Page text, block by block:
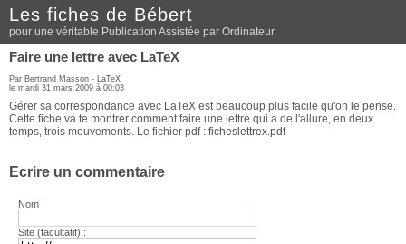
Les fiches de Bébert
pour une véritable Publication Assistée par Ordinateur
Faire une lettre avec LaTeX
Par Bertrand Masson - LaTeX
le mardi 31 mars 2009 à 00:03
Gérer sa correspondance avec LaTeX est beaucoup plus facile qu'on le pense.
Cette fiche va te montrer comment faire une lettre qui a de l'allure, en deux
temps, trois mouvements. Le fichier pdf : ficheslettrex.pdf
Ecrire un commentaire
Nom :
Site (facultatif) :